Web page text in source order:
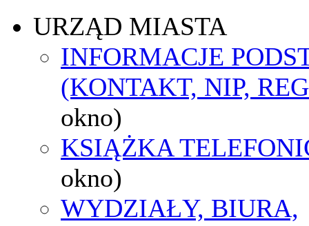
URZĄD MIASTA
INFORMACJE
(KONTAKT, NIP,
okno)
KSIĄŻKA
okno)
WYDZIAŁY, BIURA,